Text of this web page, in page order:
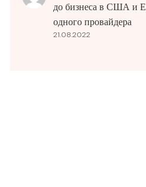
до бизнеса в США и
одного провайдера
21.08.2022